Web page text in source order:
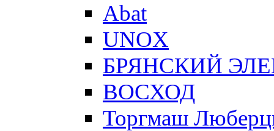
Abat
UNOX
БРЯНСКИЙ
ВОСХОД
Торгмаш